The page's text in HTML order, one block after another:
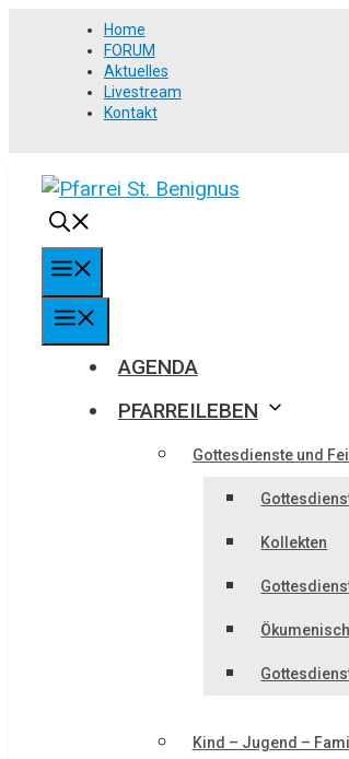
Home
FORUM
Aktuelles
Livestream
Kontakt
AGENDA
PFARREILEBEN
Gottesdienste und
Kollekten
Kind – Jugend –